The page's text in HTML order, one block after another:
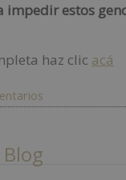
estos
haz clic acá